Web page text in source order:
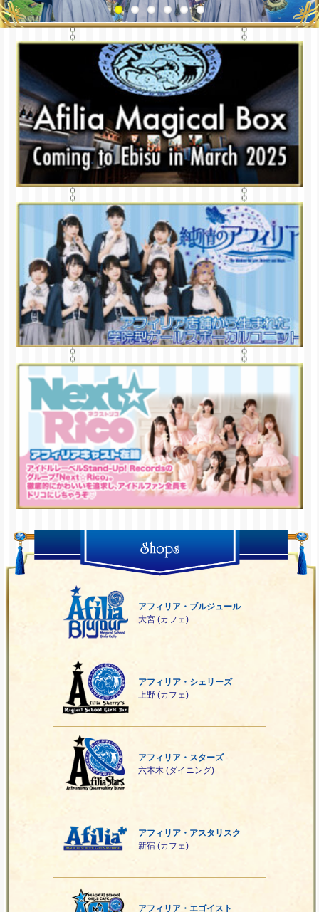
アフィリア・ブルジュール
大宮 (カフェ)
アフィリア・シェリーズ
上野 (カフェ)
アフィリア・スターズ
六本木 (ダイニング)
アフィリア・アスタリスク
新宿 (カフェ)
アフィリア・エゴイスト